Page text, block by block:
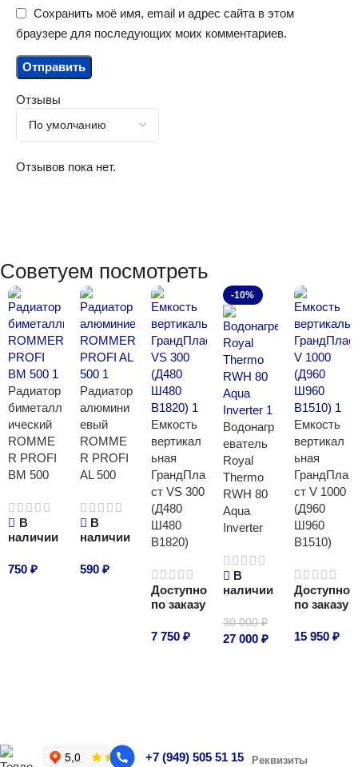
Отзывы
Отзывов пока нет.
Сохранить моё имя, email и адрес сайта в этом
браузере для последующих моих комментариев.
Советуем посмотреть
Радиатор
биметалл
ический
ROMME
R PROFI
BM 500
В
наличии
750 ₽
Радиатор
алюмини
евый
ROMME
R PROFI
AL 500
В
наличии
590 ₽
Емкость
вертикал
ьная
ГрандПла
ст VS 300
(Д480
Ш480
В1820)
Доступно
по заказу
7 750₽
-10%
Водонагр
еватель
Royal
Thermo
RWH 80
Aqua
Inverter
В
наличии
30 000₽
27 000 ₽
Емкость
вертикал
ьная
ГрандПла
ст V 1000
(Д960
Ш960
В1510)
Доступно
по заказу
15 950₽
+7 (949) 505 51 15
Реквизиты